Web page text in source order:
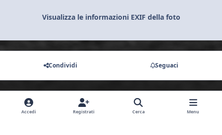
Visualizza le informazioni EXIF della foto
Condividi Seguaci
Non ci sono commenti da visualizzare.
Accedi Registrati Cerca Menu